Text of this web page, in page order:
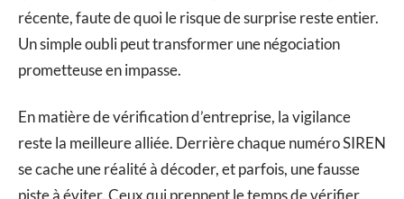
récente, faute de quoi le risque de surprise reste entier.
Un simple oubli peut transformer une négociation
prometteuse en impasse.
En matière de vérification d’entreprise, la vigilance
reste la meilleure alliée. Derrière chaque numéro SIREN
se cache une réalité à décoder, et parfois, une fausse
piste à éviter. Ceux qui prennent le temps de vérifier